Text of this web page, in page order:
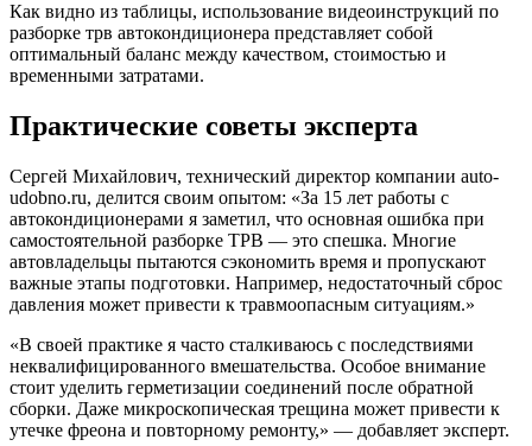
Как видно из таблицы, использование видеоинструкций по
разборке трв автокондиционера представляет собой
оптимальный баланс между качеством, стоимостью и
временными затратами.
Практические советы эксперта
Сергей Михайлович, технический директор компании auto-
udobno.ru, делится своим опытом: «За 15 лет работы с
автокондиционерами я заметил, что основная ошибка при
самостоятельной разборке ТРВ — это спешка. Многие
автовладельцы пытаются сэкономить время и пропускают
важные этапы подготовки. Например, недостаточный сброс
давления может привести к травмоопасным ситуациям.»
«В своей практике я часто сталкиваюсь с последствиями
неквалифицированного вмешательства. Особое внимание
стоит уделить герметизации соединений после обратной
сборки. Даже микроскопическая трещина может привести к
утечке фреона и повторному ремонту,» — добавляет эксперт.